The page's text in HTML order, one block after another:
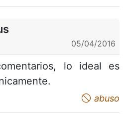
05/04/2016
lo ideal es
appreciate abuso